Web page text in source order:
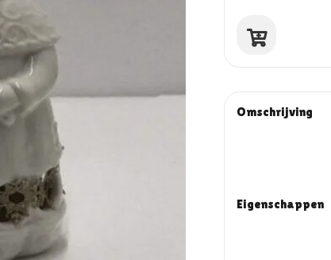
KERSTMAN
DIA
8
aantal
Omschrijving
Eigenschappen